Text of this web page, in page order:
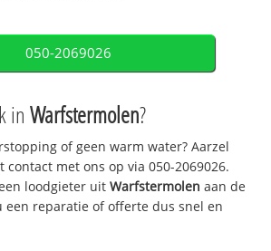
050-2069026
inWarfstermolen?
of geen warm water? Aarzel
met ons op via 050-2069026.
loodgieter uitWarfstermolen aan de
een reparatie of offerte dus snel en